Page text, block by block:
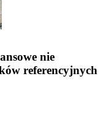
nie
referencyjnych